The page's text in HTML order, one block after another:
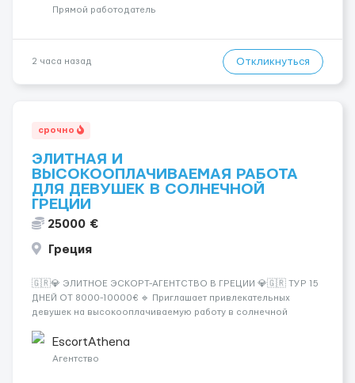
эротическом массаже (н...
Прямой работодатель
2 часа назад Откликнуться
срочно
ЭЛИТНАЯ И
ВЫСОКООПЛАЧИВАЕМАЯ РАБОТА
ДЛЯ ДЕВУШЕК В СОЛНЕЧНОЙ
ГРЕЦИИ
25000 €
Греция
🇬🇷💎 ЭЛИТНОЕ ЭСКОРТ-АГЕНТСТВО В ГРЕЦИИ 💎🇬🇷 ТУР 15
ДНЕЙ ОТ 8000-10000€ 🔹 Приглашает привлекательных
девушек на высокооплачиваемую работу в солнечной
хорошие деньги 💶 — это предложение для тебя! 🔹
Требования: ✔️ Возраст от ...
EscortAthena
Агентство